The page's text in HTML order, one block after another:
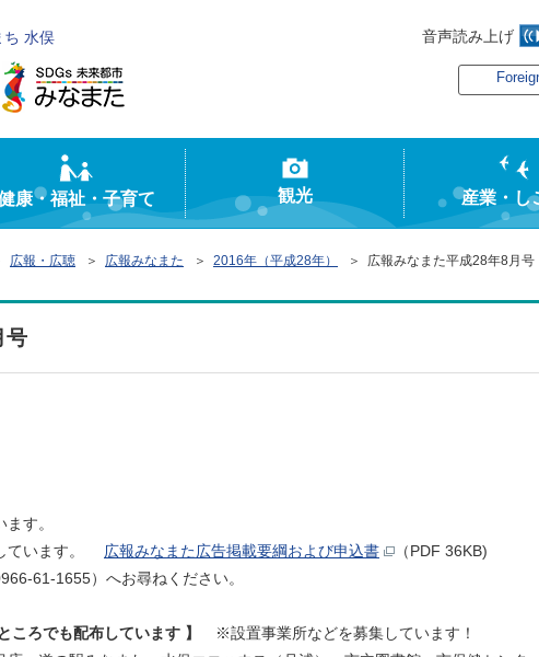
ち 水俣 音声読み上げ
康・福祉・子育て 観光 産業・し
広報・広聴 ＞ 広報みなまた ＞ 2016年（平成28年） ＞ 広報みなまた平成28年8月号
号
す。
ています。 広報みなまた広告掲載要綱および申込書
（PDF 36KB)
61-1655）へお尋ねください。
ころでも配布しています 】
※設置事業所などを募集しています！